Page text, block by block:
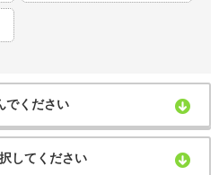
でください
してください